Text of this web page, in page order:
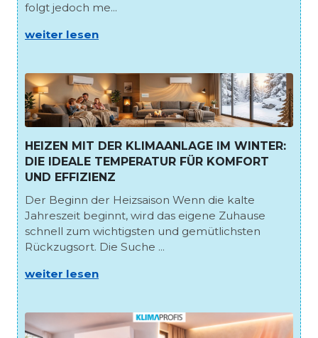
folgt jedoch me...
weiter lesen
HEIZEN MIT DER KLIMAANLAGE IM WINTER:
DIE IDEALE TEMPERATUR FÜR KOMFORT
UND EFFIZIENZ
Der Beginn der Heizsaison Wenn die kalte
Jahreszeit beginnt, wird das eigene Zuhause
schnell zum wichtigsten und gemütlichsten
Rückzugsort. Die Suche ...
weiter lesen